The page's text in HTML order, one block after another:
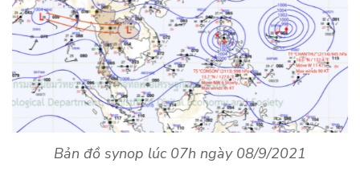
Bản đồ synop lúc 07h ngày 08/9/2021